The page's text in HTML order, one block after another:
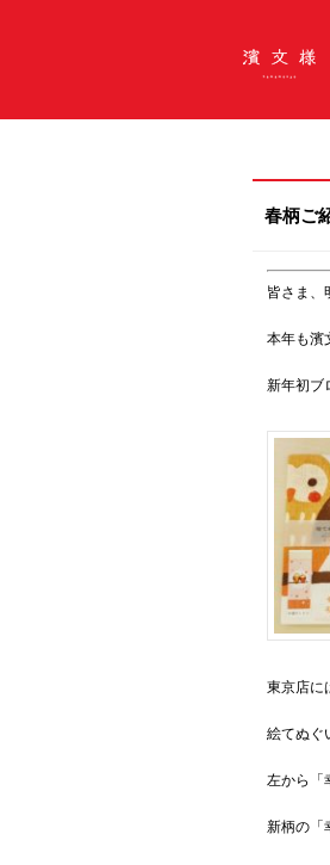
春柄ご
皆さま、
本年も濱
新年初ブ
東京店に
絵てぬ
左から「
新柄の「